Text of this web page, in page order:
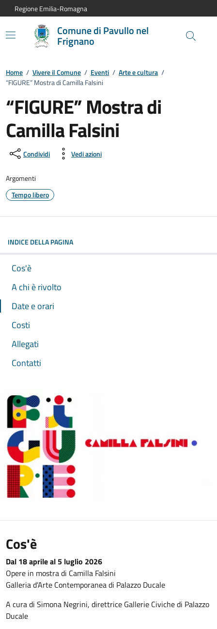
Vai al contenuto principale
Vai alla navigazione del sito
Vai al piede di pagina
Regione Emilia-Romagna
Comune di Pavullo nel
Frignano
Home / Vivere il Comune / Eventi / Arte e cultura /
“FIGURE” Mostra di Camilla Falsini
“FIGURE” Mostra di
Camilla Falsini
Dettagli dell'evento:
Condividi Vedi azioni
Argomenti
Tempo libero
INDICE DELLA PAGINA
Cos'è
A chi è rivolto
Date e orari
Costi
Allegati
Contatti
Cos'è
Dal 18 aprile al 5 luglio 2026
Opere in mostra di Camilla Falsini
Galleria d’Arte Contemporanea di Palazzo Ducale
A cura di Simona Negrini, direttrice Gallerie Civiche di Palazzo
Ducale